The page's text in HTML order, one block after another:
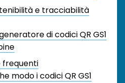
e tracciabilità
di codici QR GS1
frequenti
modo i codici QR GS1